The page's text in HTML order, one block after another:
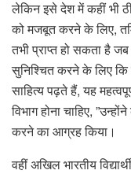
लेकिन इसे देश में कहीं भी
को मजबूत करने के लिए,
तभी प्राप्त हो सकता है
सुनिश्चित करने के लिए
साहित्य पढ़ते हैं, यह
विभाग होना चाहिए,
करने का आग्रह किया।
वहीं अखिल भारतीय